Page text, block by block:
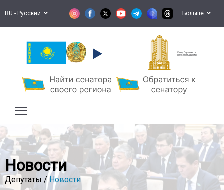
RU - Русский Больше
Сенат Парламента
Республики Казахстан
Новости
Депутаты /Новости